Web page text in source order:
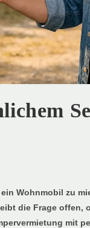
Wohnmobil zu
die Frage offen,
mit